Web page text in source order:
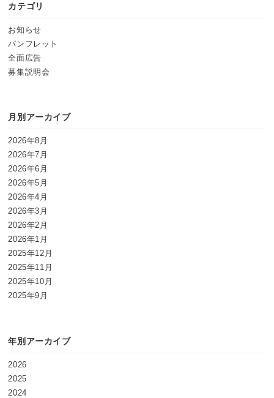
カテゴリ
お知らせ
パンフレット
全面広告
募集説明会
月別アーカイブ
2026年8月
2026年7月
2026年6月
2026年5月
2026年4月
2026年3月
2026年2月
2026年1月
2025年12月
2025年11月
2025年10月
2025年9月
年別アーカイブ
2026
2025
2024